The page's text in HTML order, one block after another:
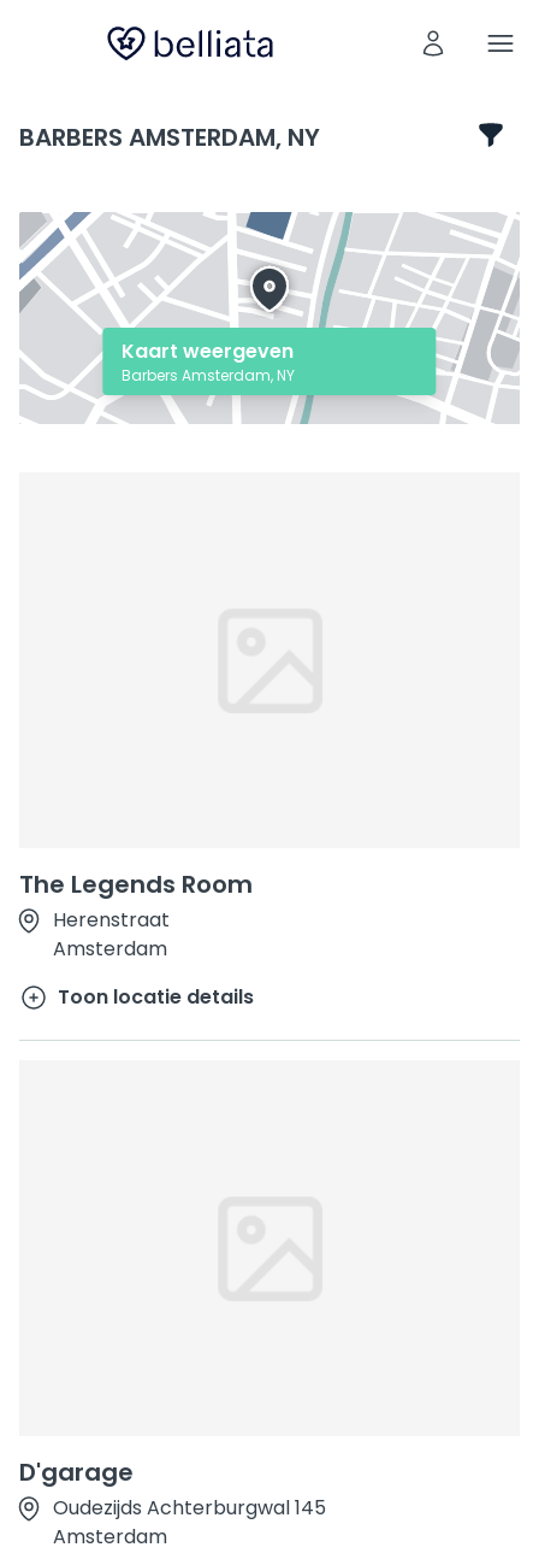
BARBERS AMSTERDAM, NY
The Legends Room
Herenstraat
Amsterdam
Toon locatie details
D'garage
Oudezijds Achterburgwal 145
Amsterdam
Kaart weergeven
Barbers Amsterdam, NY